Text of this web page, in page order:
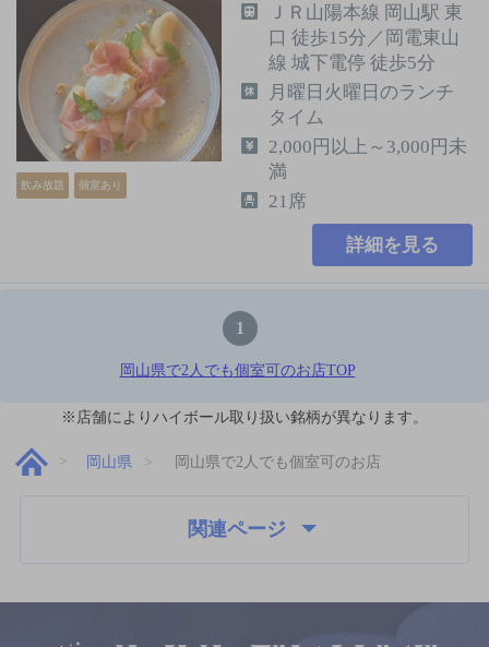
飲み放題 個室あり
ＪＲ山陽本線 岡山駅 東
口 徒歩15分／岡電東山
線 城下電停 徒歩5分
月曜日火曜日のランチ
タイム
2,000円以上～3,000円未
満
21席
詳細を見る
1
岡山県で2人でも個室可のお店TOP
※店舗によりハイボール取り扱い銘柄が異なります。
岡山県 岡山県で2人でも個室可のお店
関連ページ